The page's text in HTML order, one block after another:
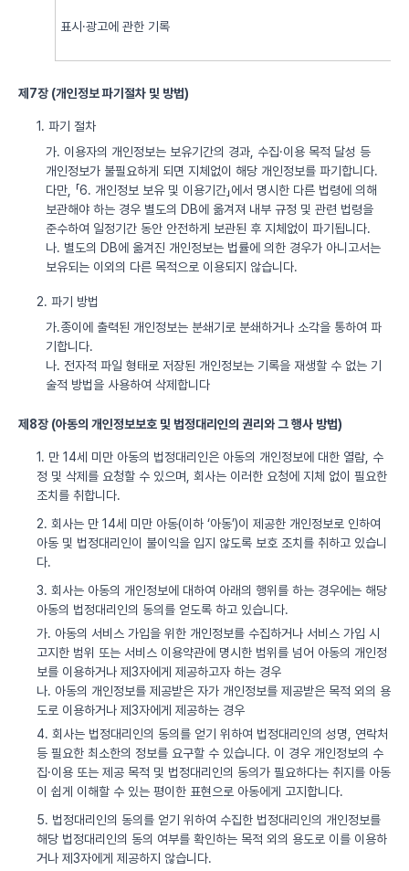
표시·광고에 관한 기록
제7장 (개인정보 파기절차 및 방법)
1. 파기 절차
가. 이용자의 개인정보는 보유기간의 경과, 수집·이용 목적 달성 등
개인정보가 불필요하게 되면 지체없이 해당 개인정보를 파기합니다.
다만, 「6. 개인정보 보유 및 이용기간」에서 명시한 다른 법령에 의해
보관해야 하는 경우 별도의 DB에 옮겨져 내부 규정 및 관련 법령을
준수하여 일정기간 동안 안전하게 보관된 후 지체없이 파기됩니다.
나. 별도의 DB에 옮겨진 개인정보는 법률에 의한 경우가 아니고서는
보유되는 이외의 다른 목적으로 이용되지 않습니다.
2. 파기 방법
가.종이에 출력된 개인정보는 분쇄기로 분쇄하거나 소각을 통하여 파
기합니다.
나. 전자적 파일 형태로 저장된 개인정보는 기록을 재생할 수 없는 기
술적 방법을 사용하여 삭제합니다
제8장 (아동의 개인정보보호 및 법정대리인의 권리와 그 행사 방법)
1. 만 14세 미만 아동의 법정대리인은 아동의 개인정보에 대한 열람, 수
정 및 삭제를 요청할 수 있으며, 회사는 이러한 요청에 지체 없이 필요한
조치를 취합니다.
2. 회사는 만 14세 미만 아동(이하 ‘아동’)이 제공한 개인정보로 인하여
아동 및 법정대리인이 불이익을 입지 않도록 보호 조치를 취하고 있습니
다.
3. 회사는 아동의 개인정보에 대하여 아래의 행위를 하는 경우에는 해당
아동의 법정대리인의 동의를 얻도록 하고 있습니다.
가. 아동의 서비스 가입을 위한 개인정보를 수집하거나 서비스 가입 시
고지한 범위 또는 서비스 이용약관에 명시한 범위를 넘어 아동의 개인정
보를 이용하거나 제3자에게 제공하고자 하는 경우
나. 아동의 개인정보를 제공받은 자가 개인정보를 제공받은 목적 외의 용
도로 이용하거나 제3자에게 제공하는 경우
4. 회사는 법정대리인의 동의를 얻기 위하여 법정대리인의 성명, 연락처
등 필요한 최소한의 정보를 요구할 수 있습니다. 이 경우 개인정보의 수
집·이용 또는 제공 목적 및 법정대리인의 동의가 필요하다는 취지를 아동
이 쉽게 이해할 수 있는 평이한 표현으로 아동에게 고지합니다.
5. 법정대리인의 동의를 얻기 위하여 수집한 법정대리인의 개인정보를
해당 법정대리인의 동의 여부를 확인하는 목적 외의 용도로 이를 이용하
거나 제3자에게 제공하지 않습니다.